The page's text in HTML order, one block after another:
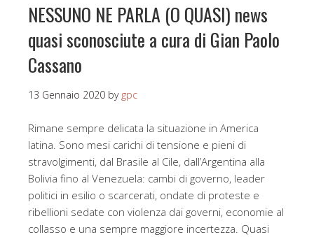
NESSUNO NE PARLA (O QUASI) news
quasi sconosciute a cura di Gian Paolo
Cassano
13 Gennaio 2020 by gpc
Rimane sempre delicata la situazione in America
latina. Sono mesi carichi di tensione e pieni di
stravolgimenti, dal Brasile al Cile, dall’Argentina alla
Bolivia fino al Venezuela: cambi di governo, leader
politici in esilio o scarcerati, ondate di proteste e
ribellioni sedate con violenza dai governi, economie al
collasso e una sempre maggiore incertezza. Quasi